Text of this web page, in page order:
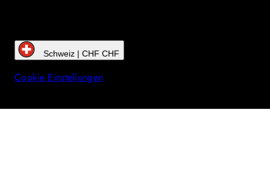
Schweiz | CHF CHF
Cookie Einstellungen